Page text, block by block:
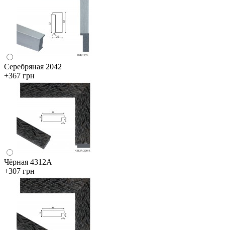
Серебряная 2042
+367 грн
Чёрная 4312А
+307 грн